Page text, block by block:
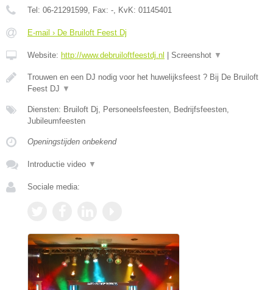
Tel: 06-21291599 , Fax: - , KvK: 01145401
E-mail › De Bruiloft Feest Dj
Website: http://www.debruiloftfeestdj.nl | Screenshot ▼
Trouwen en een DJ nodig voor het huwelijksfeest ? Bij De Bruiloft
Feest DJ ▼
Diensten: Bruiloft Dj, Personeelsfeesten, Bedrijfsfeesten,
Jubileumfeesten
Openingstijden onbekend
Introductie video ▼
Sociale media: